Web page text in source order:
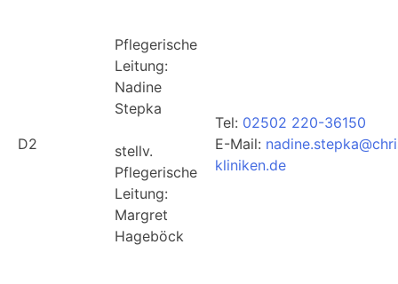
D2
Pflegerische
Leitung:
Nadine
Stepka
stellv.
Pflegerische
Leitung:
Margret
Hageböck
Tel: 02502 220-36150
E-Mail:
kliniken.de